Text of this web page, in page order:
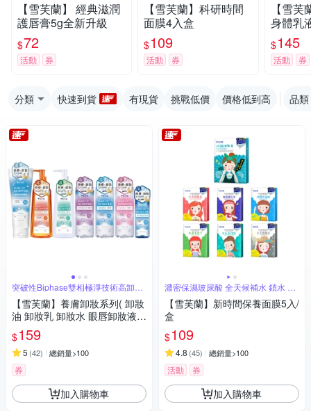
【雪芙蘭】 經典滋潤
護唇膏5g全新升級
$72
活動 券
【雪芙蘭】科研時間
面膜4入盒
$109
活動 券
【雪
身體乳
型, 清
白麝香
$145
活動 券
分類 快速到貨 有現貨 挑戰低價 價格低到高 品類
突破性Biphase雙相極淨技術高卸妝
力
【雪芙蘭】養膚卸妝系列( 卸妝
油 卸妝乳 卸妝水 眼唇卸妝液
洗卸潔面乳 )
$159
5 (42) 總銷量>100
券
加入購物車
濃密保濕玻尿酸 全天候補水 鎖水 儲
水
【雪芙蘭】新時間保養面膜5入/
盒
$109
4.8 (45) 總銷量>100
活動 券
加入購物車